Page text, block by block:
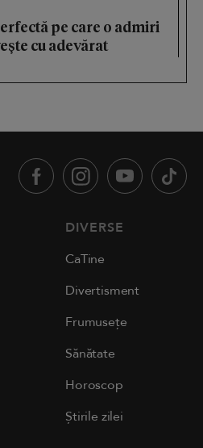
pe care o admiri
cu adevărat
DIVERSE
CaTine
Divertisment
Frumusețe
Sănătate
Horoscop
Știrile zilei